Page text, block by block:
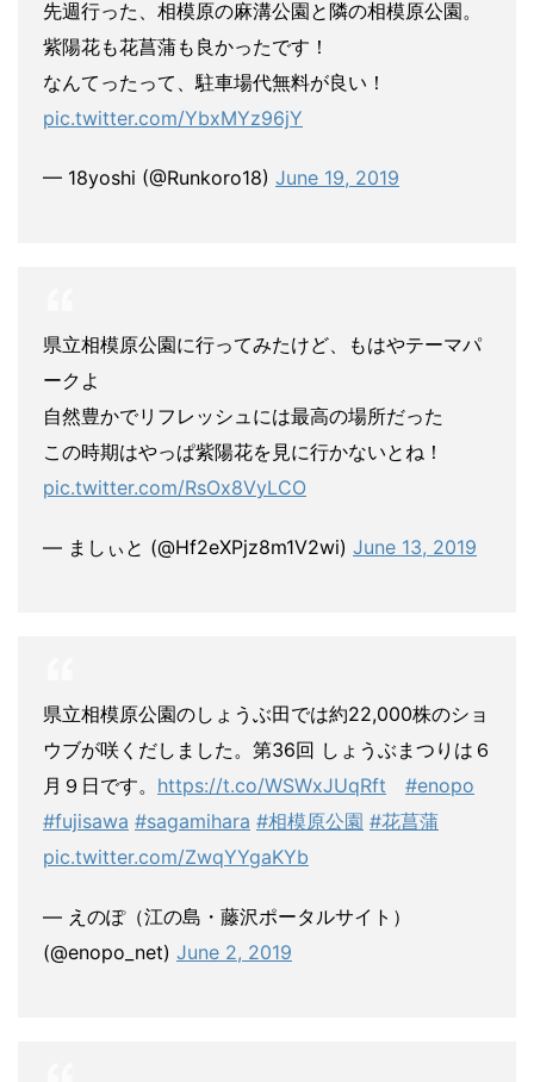
先週行った、相模原の麻溝公園と隣の相模原公園。
紫陽花も花菖蒲も良かったです！
なんてったって、駐車場代無料が良い！
pic.twitter.com/YbxMYz96jY
— 18yoshi (@Runkoro18) June 19, 2019
県立相模原公園に行ってみたけど、もはやテーマパ
ークよ
自然豊かでリフレッシュには最高の場所だった
この時期はやっぱ紫陽花を見に行かないとね！
pic.twitter.com/RsOx8VyLCO
— ましぃと (@Hf2eXPjz8m1V2wi) June 13, 2019
県立相模原公園のしょうぶ田では約22,000株のショ
ウブが咲くだしました。第36回 しょうぶまつりは６
月９日です。 https://t.co/WSWxJUqRft
#enopo
#fujisawa #sagamihara #相模原公園 #花菖蒲
pic.twitter.com/ZwqYYgaKYb
— えのぽ（江の島・藤沢ポータルサイト）
(@enopo_net) June 2, 2019